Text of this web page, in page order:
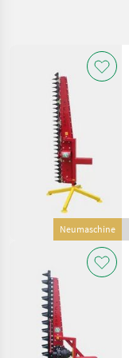
Kategorie
KATEGORIE
WÄHLEN
Forsttechnik
Kommunaltechnik
Landtechnik
Bautechnik
MARKEN
Zurücksetzen
Neumaschine